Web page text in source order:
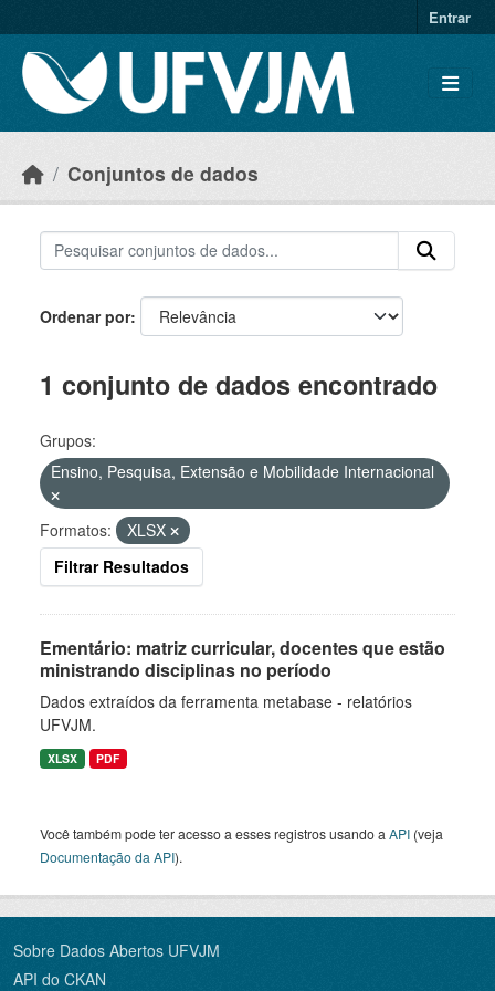
Entrar
Conjuntos de dados
Ordenar por
1 conjunto de dados encontrado
Grupos:
Ensino, Pesquisa, Extensão e Mobilidade Internacional
Formatos:
XLSX
Filtrar Resultados
Ementário: matriz curricular, docentes que estão
ministrando disciplinas no período
Dados extraídos da ferramenta metabase - relatórios
UFVJM.
XLSX PDF
Você também pode ter acesso a esses registros usando a API (veja
Documentação da API).
Sobre Dados Abertos UFVJM
API do CKAN